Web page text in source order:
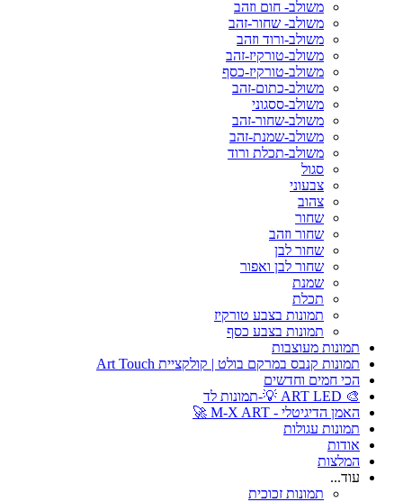
משולב- חום וזהב
משולב- שחור-זהב
משולב-ורוד וזהב
משולב-טורקיז-זהב
משולב-טורקיז-כסף
משולב-כתום-זהב
משולב-ססגוני
משולב-שחור-זהב
משולב-שמנת-זהב
משולב-תכלת ורוד
סגול
צבעוני
צהוב
שחור
שחור וזהב
שחור לבן
שחור לבן ואפור
שמנת
תכלת
תמונות בצבע טורקיז
תמונות בצבע כסף
תמונות מעוצבות
תמונות קנבס במרקם בולט | קולקציית Art Touch
הכי חמים וחדשים
🎨 ART LED 💡-תמונות לד
האמן הדיגיטלי - M-X ART 🚀
תמונות עגולות
אודות
המלצות
עוד...
תמונות זכוכית